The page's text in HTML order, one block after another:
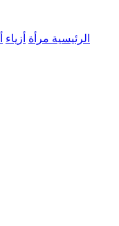
الرئيسية مرأة أزياء